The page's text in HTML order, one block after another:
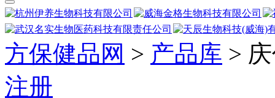
方保健品网 > 产品库 >
注册